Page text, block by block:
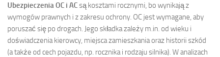
Ubezpieczenia OC i ACsą kosztami rocznymi, bo wynikają z
wymogów prawnych i z zakresu ochrony. OC jest wymagane, aby
poruszać się po drogach. Jego składka zależy m.in. od wieku i
doświadczenia kierowcy, miejsca zamieszkania oraz historii szkód
(a także od cech pojazdu, np. rocznika i rodzaju silnika). W analizach